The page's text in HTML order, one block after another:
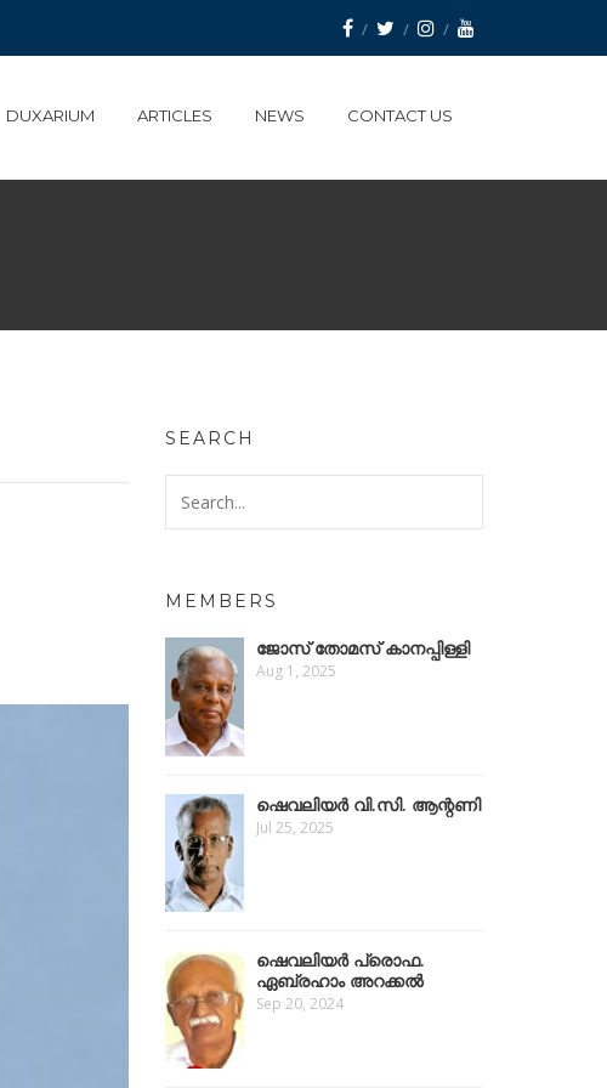
DUXARIUM ARTICLES NEWS CONTACT US
SEARCH
MEMBERS
ജോസ് തോമസ് കാനപ്പിള്ളി
Aug 1, 2025
ഷെവലിയർ വി.സി. ആന്റണി
Jul 25, 2025
ഷെവലിയര്‍ പ്രൊഫ.
ഏബ്രഹാം അറക്കൽ
Sep 20, 2024